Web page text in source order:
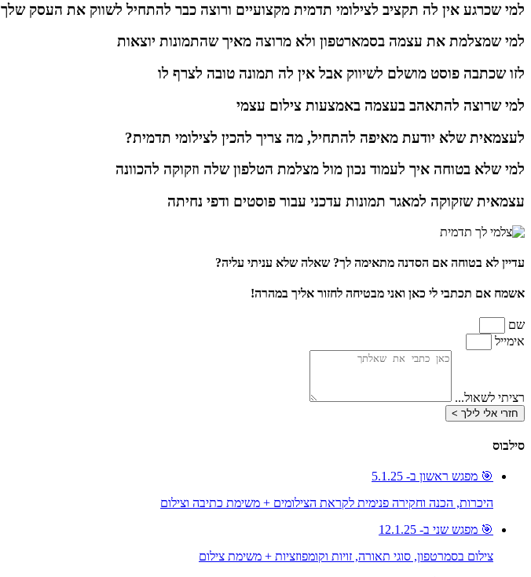
למי שכרגע אין לה תקציב לצילומי תדמית מקצועיים ורוצה כבר להתחיל לשווק את העסק שלך
למי שמצלמת את עצמה בסמארטפון ולא מרוצה מאיך שהתמונות יוצאות
לזו שכתבה פוסט מושלם לשיווק אבל אין לה תמונה טובה לצרף לו
למי שרוצה להתאהב בעצמה באמצעות צילום עצמי
לעצמאית שלא יודעת מאיפה להתחיל, מה צריך להכין לצילומי תדמית?
למי שלא בטוחה איך לעמוד נכון מול מצלמת הטלפון שלה וזקוקה להכוונה
עצמאית שזקוקה למאגר תמונות עדכני עבור פוסטים ודפי נחיתה
עדיין לא בטוחה אם הסדנה מתאימה לך? שאלה שלא עניתי עליה?
אשמח אם תכתבי לי כאן ואני מבטיחה לחזור אליך במהרה!
שם
אימייל
רציתי לשאול...
חזרי אלי לילך >
סילבוס
🎯 מפגש ראשון ב- 5.1.25
היכרות, הכנה וחקירה פנימית לקראת הצילומים + משימת כתיבה וצילום
🎯 מפגש שני ב- 12.1.25
צילום בסמרטפון, סוגי תאורה, זויות וקומפוזציות + משימת צילום